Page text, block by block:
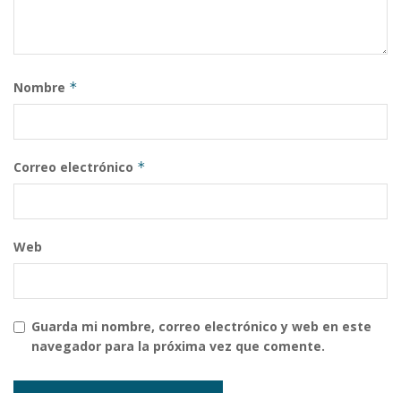
Nombre *
Correo electrónico *
Web
Guarda mi nombre, correo electrónico y web en este
navegador para la próxima vez que comente.